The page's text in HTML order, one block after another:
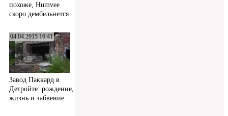
похоже, Humvee
скоро дембельнется
04.04.2015 16:41
Завод Паккард в
Детройте: рождение,
жизнь и забвение